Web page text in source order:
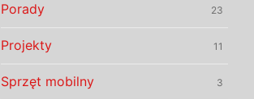
Porady 23
Projekty 11
Sprzęt mobilny 3